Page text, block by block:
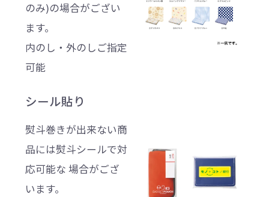
のみ)の場合がござい
ます。
内のし・外のしご指定
可能
シール貼り
熨斗巻きが出来ない商
品には熨斗シールで対
応可能な 場合がござ
います。